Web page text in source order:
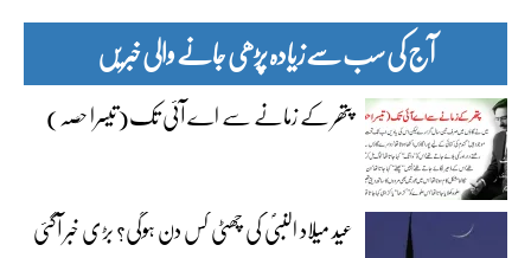
آج کی سب سے زیادہ پڑھی جانے والی خبریں
پتھر کے زمانے سے اے آئی تک(تیسرا حصہ)
عید میلاد النبیؐ کی چھٹی کس دن ہوگی؟ بڑی خبر آگئی